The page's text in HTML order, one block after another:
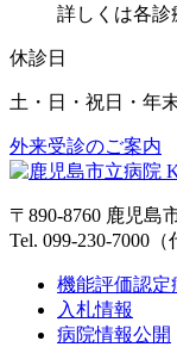
詳しくは各診
休診日
土・日・祝日・年
外来受診のご案内
〒890-8760 鹿児島
Tel. 099-230-7000（
機能評価認定
入札情報
病院情報公開